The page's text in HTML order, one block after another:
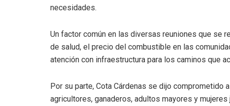
necesidades.
Un factor común en las diversas reuniones que se
de salud, el precio del combustible en las
atención con infraestructura para los caminos que
Por su parte, Cota Cárdenas se dijo comprometido
agricultores, ganaderos, adultos mayores y